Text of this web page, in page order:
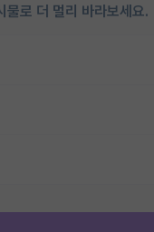
로 더 멀리 바라보세요.